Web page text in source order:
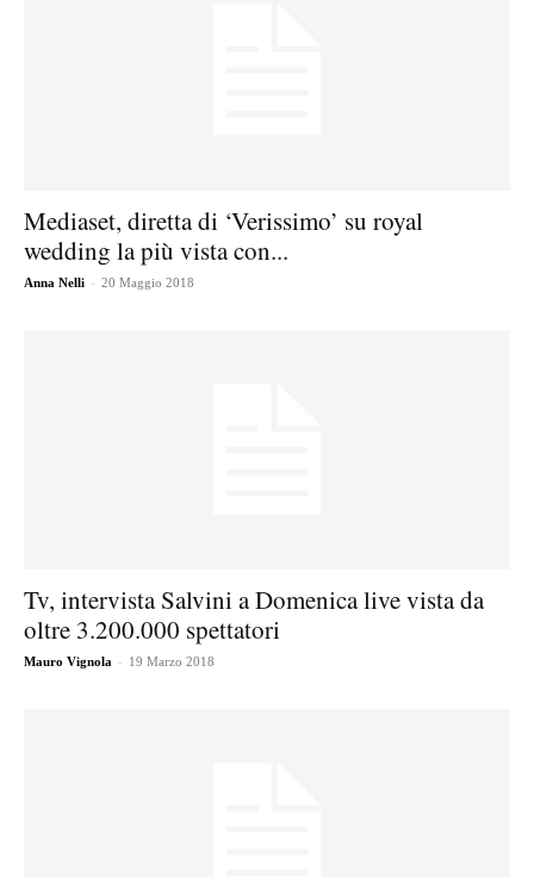
Mediaset, diretta di ‘Verissimo’ su royal
wedding la più vista con...
Anna Nelli - 20 Maggio 2018
Tv, intervista Salvini a Domenica live vista da
oltre 3.200.000 spettatori
Mauro Vignola - 19 Marzo 2018